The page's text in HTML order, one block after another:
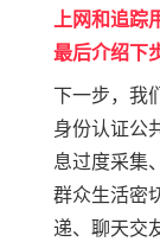
上网和追踪
最后介绍下
下一步， 我
身份认证公
息过度采集
群众生活密
递、聊天交